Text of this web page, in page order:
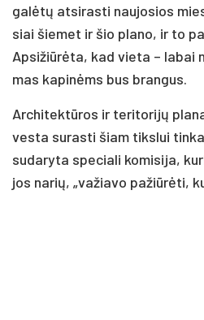
ga­lė­tų at­si­ras­ti nau­jo­sios
siai šie­met ir šio pla­no, ir to
Ap­si­žiū­rė­ta, kad vie­ta –
mas ka­pi­nėms bus bran­gus.
Ar­chi­tek­tū­ros ir te­ri­to­ri­jų
ves­ta su­ras­ti šiam tiks­lui
su­da­ry­ta spe­cia­li ko­mi­si­ja,
jos na­rių, „va­žia­vo pa­žiū­rė­ti,